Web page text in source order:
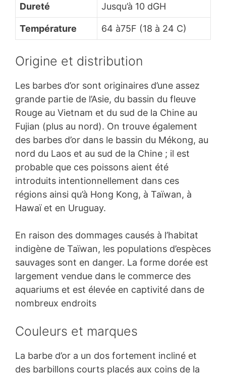
Dureté Jusqu’à 10 dGH
Température 64 à75F (18 à 24 C)
Origine et distribution
Les barbes d’or sont originaires d’une assez
grande partie de l’Asie, du bassin du fleuve
Rouge au Vietnam et du sud de la Chine au
Fujian (plus au nord). On trouve également
des barbes d’or dans le bassin du Mékong, au
nord du Laos et au sud de la Chine ; il est
probable que ces poissons aient été
introduits intentionnellement dans ces
régions ainsi qu’à Hong Kong, à Taïwan, à
Hawaï et en Uruguay.
En raison des dommages causés à l’habitat
indigène de Taïwan, les populations d’espèces
sauvages sont en danger. La forme dorée est
largement vendue dans le commerce des
aquariums et est élevée en captivité dans de
nombreux endroits
Couleurs et marques
La barbe d’or a un dos fortement incliné et
des barbillons courts placés aux coins de la